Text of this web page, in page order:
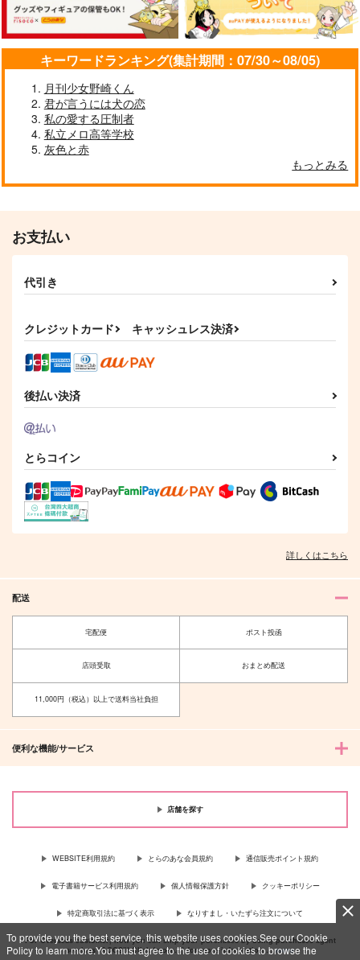
To provide you the best service, this website uses cookies.See our Cookie
Policy to learn more.You must agree to the use of cookies to browse the
キーワードランキング(集計期間：07/30～08/05)
月刊少女野崎くん
君が言うには犬の恋
私の愛する圧制者
私立メロ高等学校
灰色と赤
もっとみる
お支払い
代引き
クレジットカード キャッシュレス決済
後払い決済
とらコイン
詳しくはこちら
配送
宅配便 ポスト投函
店頭受取 おまとめ配送
11,000円（税込）以上で送料当社負担
便利な機能/サービス
店舗を探す
WEBSITE利用規約 とらのあな会員規約 通信販売ポイント規約
電子書籍サービス利用規約 個人情報保護方針 クッキーポリシー
特定商取引法に基づく表示 なりすまし・いたずら注文について
For Overseas customer, now you can ship your purchases by using purchases agent
services “AOCS”! Click {more…} for more information …more